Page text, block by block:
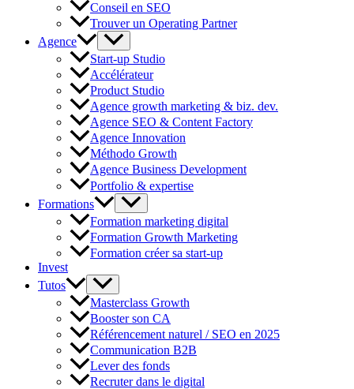
Conseil en SEO
Trouver un Operating Partner
Agence
Start-up Studio
Accélérateur
Product Studio
Agence growth marketing & biz. dev.
Agence SEO & Content Factory
Agence Innovation
Méthodo Growth
Agence Business Development
Portfolio & expertise
Formations
Formation marketing digital
Formation Growth Marketing
Formation créer sa start-up
Invest
Tutos
Masterclass Growth
Booster son CA
Référencement naturel / SEO en 2025
Communication B2B
Lever des fonds
Recruter dans le digital